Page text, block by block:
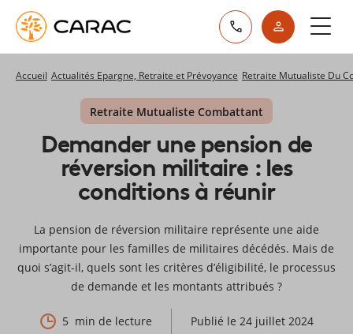
Accueil Actualités Epargne, Retraite et Prévoyance Retraite Mutualiste Du
Retraite Mutualiste Combattant
Demander une pension de
réversion militaire : les
conditions à réunir
La pension de réversion militaire représente une aide
importante pour les familles de militaires décédés. Mais de
quoi s’agit-il, quels sont les critères d’éligibilité, le processus
de demande et les montants attribués ?
5 min de lecture Publié le 24 juillet 2024
Paramétrer vos préférences sur les cookies